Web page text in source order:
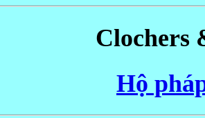
Clochers
Hộ